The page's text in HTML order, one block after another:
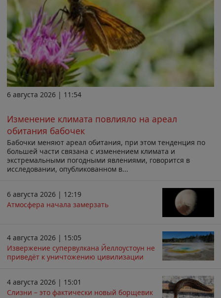
6 августа 2026 | 11:54
Изменение климата повлияло на ареал
обитания бабочек
Бабочки меняют ареал обитания, при этом тенденция по
большей части связана с изменением климата и
экстремальными погодными явлениями, говорится в
исследовании, опубликованном в...
6 августа 2026 | 12:19
Атмосфера начала замерзать
4 августа 2026 | 15:05
Извержение супервулкана Йеллоустоун не
приведёт к уничтожению цивилизации
4 августа 2026 | 15:01
Слизни – это фактически новый борщевик